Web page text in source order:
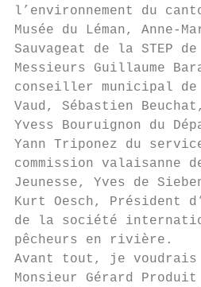
l’environnement du
Musée du Léman,
Sauvageat de la STEP
Messieurs Guillaume
conseiller municipal
Vaud, Sébastien
Yvess Bouruignon du
Yann Triponez du
commission valaisanne
Jeunesse, Yves de
Kurt Oesch, Président
de la société
pêcheurs en rivière.
Avant tout, je
Monsieur Gérard